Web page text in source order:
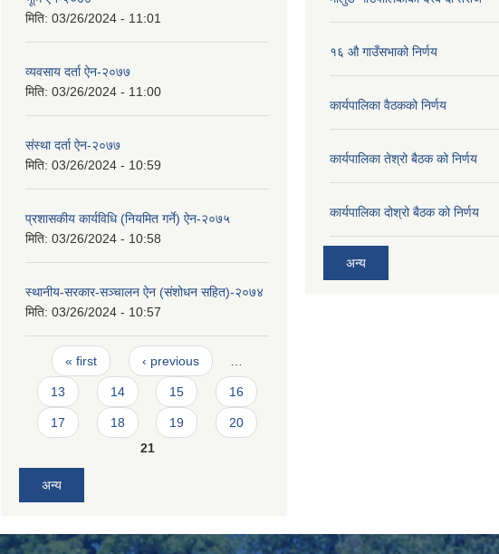
मिति: 03/26/2024 - 11:01
व्यवसाय दर्ता ऐन-२०७७
मिति: 03/26/2024 - 11:00
संस्था दर्ता ऐन-२०७७
मिति: 03/26/2024 - 10:59
प्रशासकीय कार्यविधि (नियमित गर्ने) ऐन-२०७५
मिति: 03/26/2024 - 10:58
स्थानीय-सरकार-सञ्चालन ऐन (संशोधन सहित)-२०७४
मिति: 03/26/2024 - 10:57
Pages
« first ‹ previous
13 14 15 16
17 18 19
20
21
अन्य
१६ औ गाउँसभाको निर्णय
कार्यपालिका वैठकको निर्णय
कार्यपालिका तेश्रो बैठक को निर्णय
कार्यपालिका दोश्रो बैठक को निर्णय
अन्य